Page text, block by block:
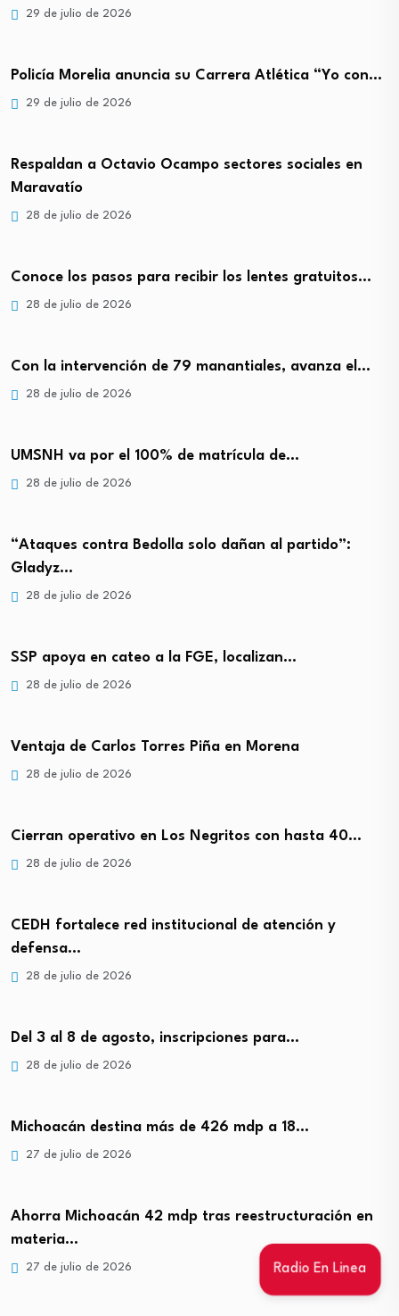
Radio En Linea
29 de julio de 2026
Policía Morelia anuncia su Carrera Atlética “Yo con…
29 de julio de 2026
Respaldan a Octavio Ocampo sectores sociales en
Maravatío
28 de julio de 2026
Conoce los pasos para recibir los lentes gratuitos…
28 de julio de 2026
Con la intervención de 79 manantiales, avanza el…
28 de julio de 2026
UMSNH va por el 100% de matrícula de…
28 de julio de 2026
“Ataques contra Bedolla solo dañan al partido”:
Gladyz…
28 de julio de 2026
SSP apoya en cateo a la FGE, localizan…
28 de julio de 2026
Ventaja de Carlos Torres Piña en Morena
28 de julio de 2026
Cierran operativo en Los Negritos con hasta 40…
28 de julio de 2026
CEDH fortalece red institucional de atención y
defensa…
28 de julio de 2026
Del 3 al 8 de agosto, inscripciones para…
28 de julio de 2026
Michoacán destina más de 426 mdp a 18…
27 de julio de 2026
Ahorra Michoacán 42 mdp tras reestructuración en
materia…
27 de julio de 2026